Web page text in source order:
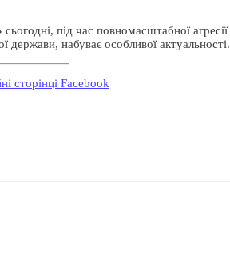
сьогодні, під час повномасштабної
держави, набуває особливої актуальності.
сторінці Facebook